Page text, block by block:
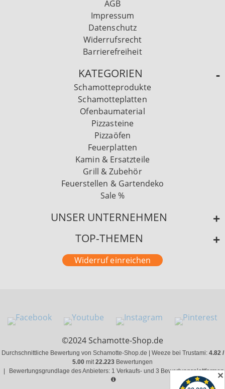
AGB
Impressum
Datenschutz
Widerrufsrecht
Barrierefreiheit
KATEGORIEN
Schamotteprodukte
Schamotteplatten
Ofenbaumaterial
Pizzasteine
Pizzaöfen
Feuerplatten
Kamin & Ersatzteile
Grill & Zubehör
Feuerstellen & Gartendeko
Sale %
UNSER UNTERNEHMEN
TOP-THEMEN
Widerruf einreichen
©2024 Schamotte-Shop.de
Durchschnittliche Bewertung von Schamotte-Shop.de | Weeze bei Trustami: 4.82 /
5.00 mit22.223 Bewertungen
Bewertungsgrundlage des Anbieters: 1 Verkaufs- und 3 Bewertungsplattformen
✕